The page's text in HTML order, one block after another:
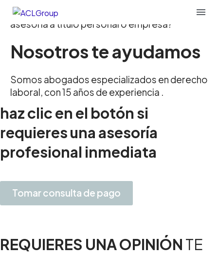
¿Tienes alguna dificultad laboral o requieres
asesoría a titulo personal o empresa?
Nosotros te ayudamos
Somos abogados especializados en derecho
laboral, con 15 años de experiencia .
haz clic en el botón si
requieres una asesoría
profesional inmediata
Tomar consulta de pago
REQUIERES UNA OPINIÓN TE